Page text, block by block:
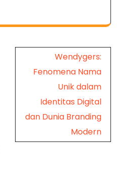
Wendygers:
Fenomena Nama
Unik dalam
Identitas Digital
dan Dunia Branding
Modern